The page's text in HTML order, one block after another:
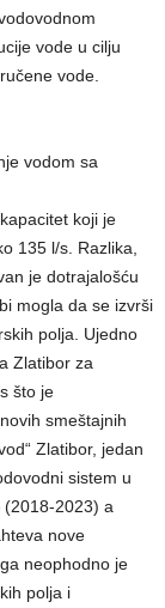
vode u cilju
vode.
vodom sa
koji je
135 l/s. Razlika,
je dotrajalošću
mogla da se izvrši
polja. Ujedno
Zlatibor za
što je
smeštajnih
Zlatibor, jedan
sistem u
2023) a
nove
neophodno je
polja i